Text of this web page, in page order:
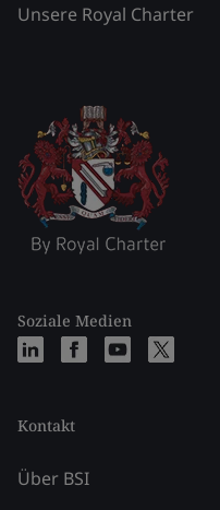
Unsere Royal Charter
Soziale Medien
Kontakt
Über BSI